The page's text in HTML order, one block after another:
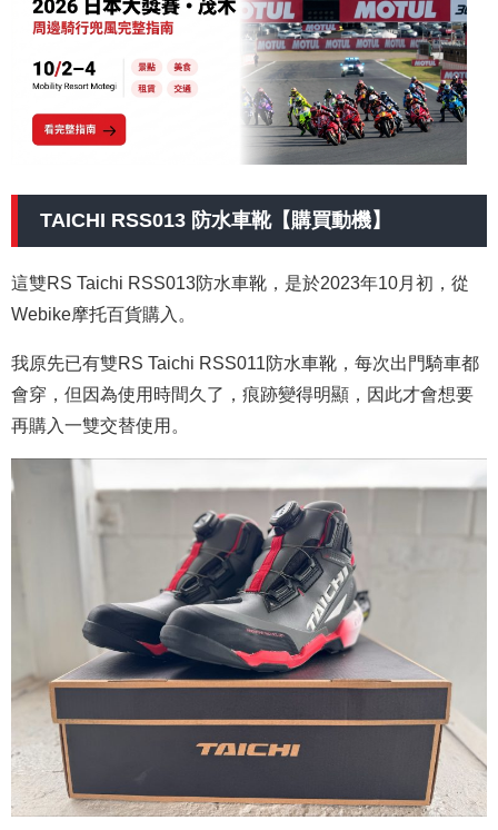
TAICHI RSS013 防水車靴【購買動機】
這雙RS Taichi RSS013防水車靴，是於2023年10月 初，從
Webike摩托百貨購入。
我原先已有雙RS Taichi RSS011防水車靴，每次出門騎車都
會穿，但因為使用時間久了，痕跡變得明顯，因此才會想要
再購入一雙交替使用。